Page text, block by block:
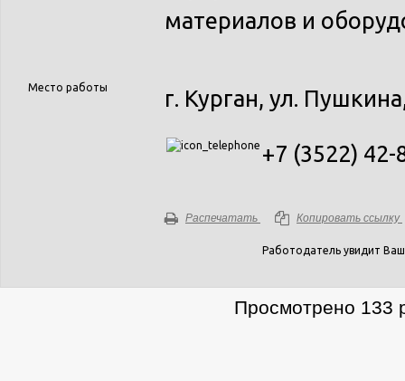
материалов и
Место работы г. Курган, ул.
+7 (3522)
Распечатать Копировать ссылку
Работодатель увидит
Просмотрено 133